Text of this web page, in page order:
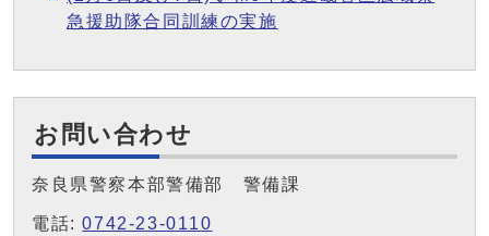
急援助隊合同訓練の実施
お問い合わせ
奈良県警察本部警備部 警備課
電話:0742-23-0110